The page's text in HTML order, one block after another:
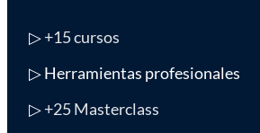
▷+15 cursos
▷ Herramientas profesionales
▷+25 Masterclass